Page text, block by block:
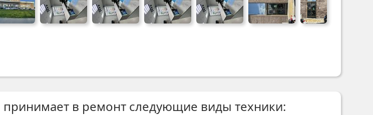
в ремонт следующие виды техники: